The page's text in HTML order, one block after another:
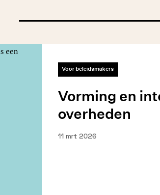
Voor beleidsmakers
Vorming en
overheden
11 mrt 2026